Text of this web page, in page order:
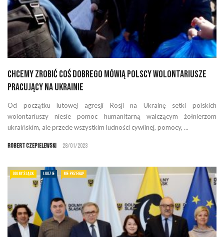
Chcemy zrobić coś dobrego mówią polscy wolontariusze
pracujący na Ukrainie
Od początku lutowej agresji Rosji na Ukrainę setki polskich
wolontariuszy niesie pomoc humanitarną walczącym żołnierzom
ukraińskim, ale przede wszystkim ludności cywilnej, pomocy, ...
Robert Czepielewski 28/01/2023
DOLNY ŚLĄSK LUDZIE NIE PRZEGAP